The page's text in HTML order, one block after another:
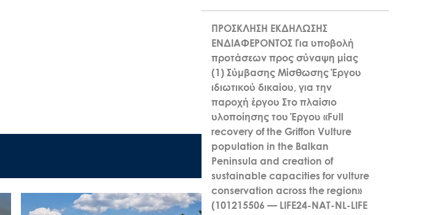
ΠΡΟΣΚΛΗΣΗ ΕΚΔΗΛΩΣΗΣ
ΕΝΔΙΑΦΕΡΟΝΤΟΣ Για υποβολή
προτάσεων προς σύναψη μίας
(1) Σύμβασης Μίσθωσης Έργου
ιδιωτικού δικαίου, για την
παροχή έργου Στο πλαίσιο
υλοποίησης του Έργου «Full
recovery of the Griffon Vulture
population in the Balkan
Peninsula and creation of
sustainable capacities for vulture
conservation across the region»
(101215506 — LIFE24-NAT-NL-LIFE